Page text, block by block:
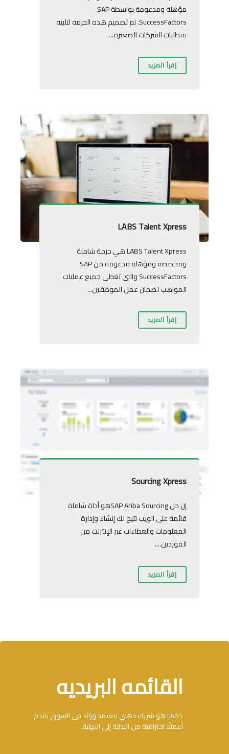
مؤهلة ومدعومة بواسطة SAP
SuccessFactors. تم تصميم هذه الحزمة لتلبية
متطلبات الشركات الصغيرة...
إقرأ المزيد
LABS Talent Xpress
LABS Talent Xpress هي حزمة شاملة
ومخصصة ومؤهلة مدعومة من SAP
SuccessFactors والتي تغطي جميع عمليات
المواهب لضمان عمل الموظفين...
إقرأ المزيد
Sourcing Xpress
إن حل SAP Ariba Sourcingهو أداة شاملة
قائمة على الويب تتيح لك إنشاء وإدارة
المعلومات والعطاءات عبر الإنترنت من
الموردين....
إقرأ المزيد
القائمه البريديه
LABS هو شريك ذهبي معتمد ورائد في السوق يقدم
أعمالًا احترافية من البداية إلى النهاية.